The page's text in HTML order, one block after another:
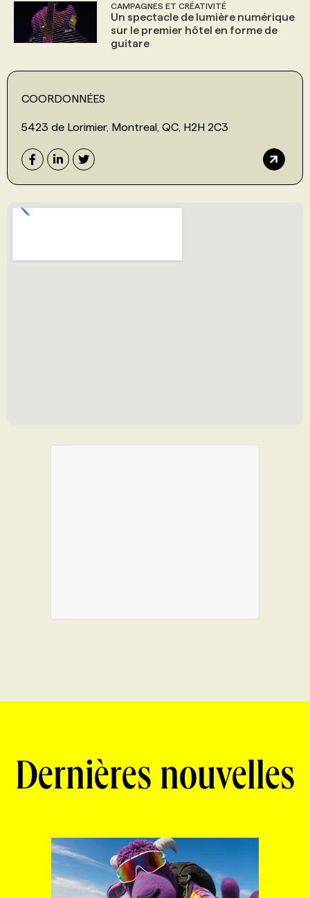
CAMPAGNES ET CRÉATIVITÉ
Un spectacle de lumière numérique
sur le premier hôtel en forme de
guitare
COORDONNÉES
5423 de Lorimier, Montreal, QC, H2H 2C3
Dernières nouvelles